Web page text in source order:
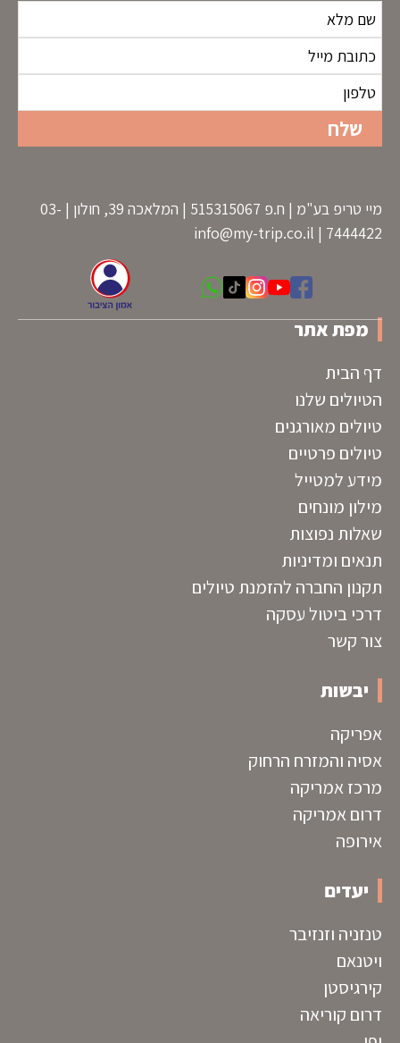
מיי טריפ בע"מ | ח.פ 515315067 | המלאכה 39, חולון | 03-
7444422 |
info@my-trip.co.il
מפת אתר
דף הבית
הטיולים שלנו
טיולים מאורגנים
טיולים פרטיים
מידע למטייל
מילון מונחים
שאלות נפוצות
תנאים ומדיניות
תקנון החברה להזמנת טיולים
דרכי ביטול עסקה
צור קשר
יבשות
אפריקה
אסיה והמזרח הרחוק
מרכז אמריקה
דרום אמריקה
אירופה
יעדים
טנזניה וזנזיבר
ויטנאם
קירגיסטן
דרום קוריאה